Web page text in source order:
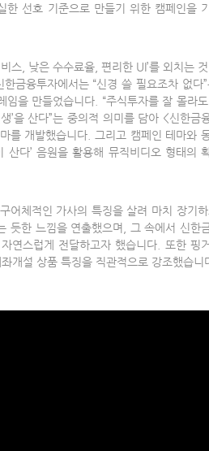
한 선호 기준으로 만들기 위한 캠페인을
스, 낮은 수수료율, 편리한 UI’를 외치는
금융투자에서는 “신경 쓸 필요조차 없다
임을 만들었습니다. “주식투자를 잘 몰라
’을 산다”는 중의적 의미를 담아 <신한금
를 개발했습니다. 그리고 캠페인 테마와
산다’ 음원을 활용해 뮤직비디오 형태의
어체적인 가사의 특징을 살려 마치 장기
듯한 느낌을 연출했으며, 그 속에서 신한
연스럽게 전달하고자 했습니다. 또한 핑
개설 상품 특징을 직관적으로 강조했습니